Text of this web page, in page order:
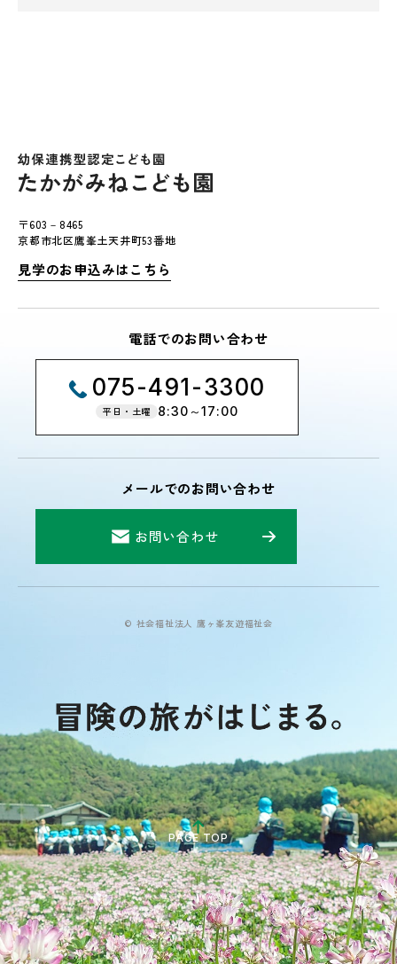
〒603－8465
京都市北区鷹峯土天井町53番地
見学のお申込みはこちら
電話でのお問い合わせ
075-491-3300
平日・土曜 8:30～17:00
メールでのお問い合わせ
お問い合わせ
© 社会福祉法人 鷹ヶ峯友遊福祉会
PAGE TOP